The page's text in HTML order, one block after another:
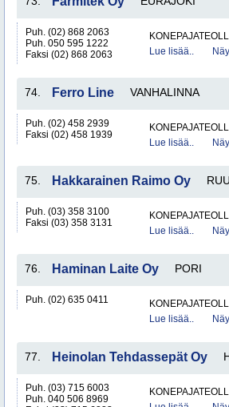
Puh. (02) 868 2063
Puh. 050 595 1222
Faksi (02) 868 2063
Lue lisää..
74. Ferro Line VANHALINNA
Puh. (02) 458 2939
Faksi (02) 458 1939
Lue lisää..
75. Hakkarainen Raimo Oy
Puh. (03) 358 3100
Faksi (03) 358 3131
Lue lisää..
76. Haminan Laite Oy PORI
Puh. (02) 635 0411
Lue lisää..
77. Heinolan Tehdassepät Oy
Puh. (03) 715 6003
Puh. 040 506 8969